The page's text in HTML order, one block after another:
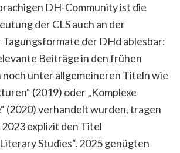
DH-Community ist die
der CLS auch an der
der DHd ablesbar:
Beiträge in den frühen
noch unter allgemeineren Titeln wie
(2019) oder „Komplexe
(2020) verhandelt wurden, tragen
2023 explizit den Titel
Studies“. 2025 genügten